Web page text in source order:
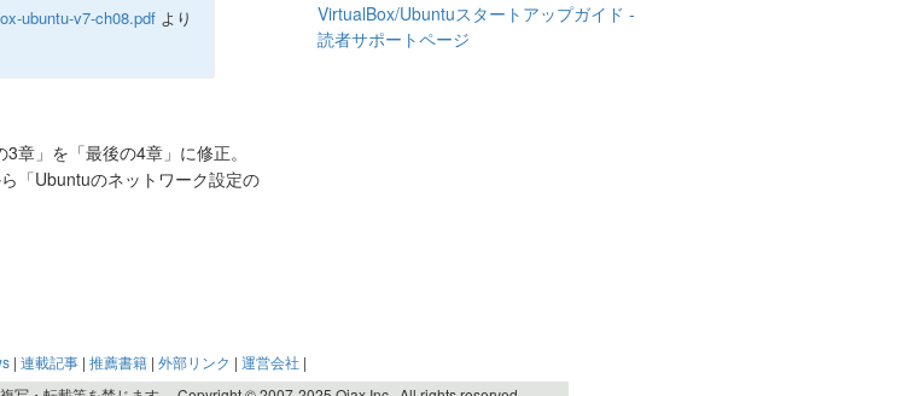
ubuntu-v7-ch08.pdf より
章」を「最後の4章」に修正。
「Ubuntuのネットワーク設定の
VirtualBox/Ubuntuスタートアップガイド -
読者サポートページ
| 連載記事 | 推薦書籍 | 外部リンク | 運営会社 |